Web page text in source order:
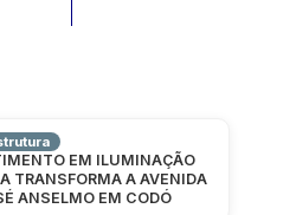
EM ILUMINAÇÃO
TRANSFORMA A AVENIDA
ANSELMO EM CODÓ